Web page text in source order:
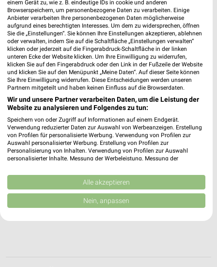
Globus Baumarkt Lippstadt
Am Mondschein 24
59557 Lippstadt
Heute 08:00 - 20:00 Uhr | Geschlossen
50,91 km
einem Gerät zu, wie z. B. eindeutige IDs in cookie und anderen
Browserspeichern, um personenbezogene Daten zu verarbeiten. Einige
Anbieter verarbeiten Ihre personenbezogenen Daten möglicherweise
aufgrund eines berechtigten Interesses. Um dem zu widersprechen, öffnen
Sie die „Einstellungen“. Sie können Ihre Einstellungen akzeptieren, ablehnen
oder verwalten, indem Sie auf die Schaltfläche „Einstellungen verwalten“
klicken oder jederzeit auf die Fingerabdruck-Schaltfläche in der linken
unteren Ecke der Website klicken. Um Ihre Einwilligung zu widerrufen,
klicken Sie auf den Fingerabdruck oder den Link in der Fußzeile der Website
und klicken Sie auf den Menüpunkt „Meine Daten“. Auf dieser Seite können
Sie Ihre Einwilligung widerrufen. Diese Entscheidungen werden unseren
Partnern mitgeteilt und haben keinen Einfluss auf die Browserdaten.
Wir und unsere Partner verarbeiten Daten, um die Leistung der
Website zu analysieren und Folgendes zu tun:
Speichern von oder Zugriff auf Informationen auf einem Endgerät.
Verwendung reduzierter Daten zur Auswahl von Werbeanzeigen. Erstellung
von Profilen für personalisierte Werbung. Verwendung von Profilen zur
Auswahl personalisierter Werbung. Erstellung von Profilen zur
Personalisierung von Inhalten. Verwendung von Profilen zur Auswahl
personalisierter Inhalte. Messung der Werbeleistung. Messung der
Kombinationen von Daten aus verschiedenen Quellen. Entwicklung und
Verbesserung der Angebote. Verwendung reduzierter Daten zur Auswahl
von Inhalten.
Daten können außerhalb der Europäischen Union weitergegeben und in die
Website/App.
Alle akzeptieren
Nein, anpassen